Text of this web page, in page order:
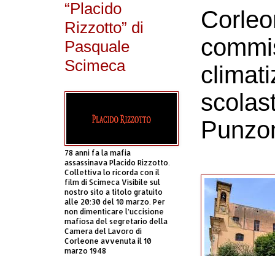
“Placido
Rizzotto” di
Pasquale
Scimeca
78 anni fa la mafia
assassinava Placido Rizzotto.
Collettiva lo ricorda con il
film di Scimeca Visibile sul
nostro sito a titolo gratuito
alle 20:30 del 10 marzo. Per
non dimenticare l’uccisione
mafiosa del segretario della
Camera del Lavoro di
Corleone avvenuta il 10
marzo 1948